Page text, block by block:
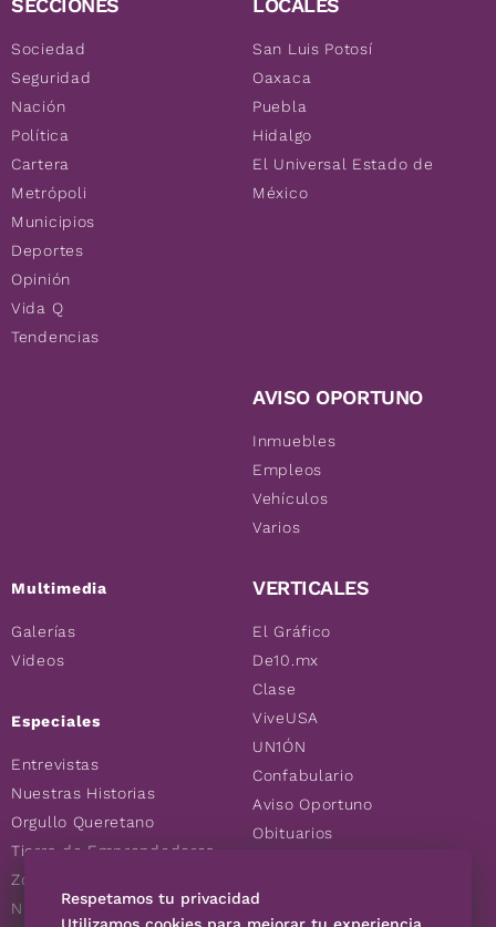
SECCIONES
Sociedad
Seguridad
Nación
Política
Cartera
Metrópoli
Municipios
Deportes
Opinión
Vida Q
Tendencias
Multimedia
Galerías
Videos
Especiales
Entrevistas
Nuestras Historias
Orgullo Queretano
Tierra de Emprendedores
Zoociales
Nuevos Queretanos
LOCALES
San Luis Potosí
Oaxaca
Puebla
Hidalgo
El Universal Estado de
México
AVISO OPORTUNO
Inmuebles
Empleos
Vehículos
Varios
VERTICALES
El Gráfico
De10.mx
Clase
ViveUSA
UN1ÓN
Confabulario
Aviso Oportuno
Obituarios
Consultas
Respetamos tu privacidad